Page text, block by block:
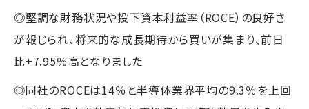
◎堅調な財務状況や投下資本利益率（ROCE）の良好さ
が報じられ、将来的な成長期待から買いが集まり、前日
比+7.95％高となりました
◎同社のROCEは14％と半導体業界平均の9.3％を上回